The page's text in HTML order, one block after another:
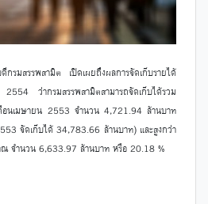
มสรรพสามิต เปิดเผยถึงผลการจัดเก็บรายได้
ว่ากรมสรรพสามิตสามารถจัดเก็บได้รวม
นเมษายน 2553 จำนวน 4,721.94 ล้านบาท
จัดเก็บได้ 34,783.66 ล้านบาท) และสูงกว่า
ณ จำนวน 6,633.97 ล้านบาท หรือ 20.18 %